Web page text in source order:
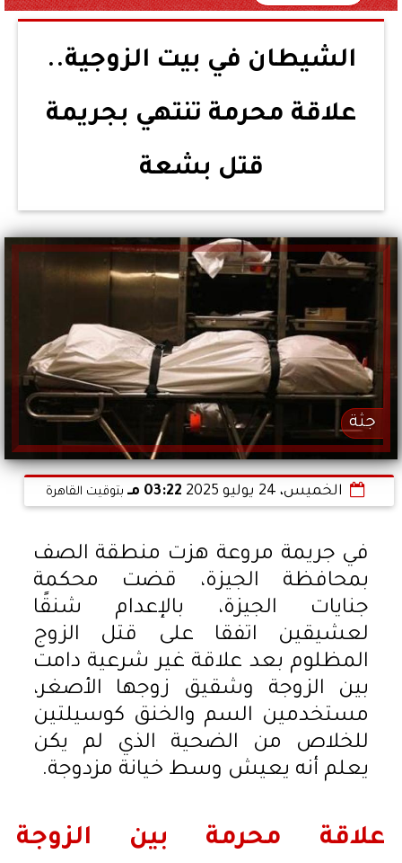
الشيطان في بيت الزوجية..
علاقة محرمة تنتهي بجريمة
قتل بشعة
جثة
الخميس، 24 يوليو 2025 03:22 مـ بتوقيت القاهرة
في جريمة مروعة هزت منطقة الصف
بمحافظة الجيزة، قضت محكمة
جنايات الجيزة، بالإعدام شنقًا
لعشيقين اتفقا على قتل الزوج
المظلوم بعد علاقة غير شرعية دامت
بين الزوجة وشقيق زوجها الأصغر،
مستخدمين السم والخنق كوسيلتين
للخلاص من الضحية الذي لم يكن
يعلم أنه يعيش وسط خيانة مزدوجة.
علاقة محرمة بين الزوجة